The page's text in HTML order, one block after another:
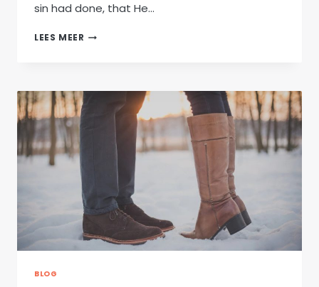
sin had done, that He…
LEES MEER DIE
VERBYLOOP
BLOG